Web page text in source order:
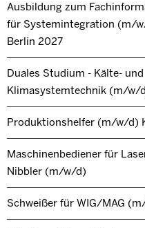
Ausbildung zum
für Systemintegration (m/
Berlin 2027
Duales Studium - Kälte- und
Klimasystemtechnik (m/w/
Produktionshelfer (m/w/d)
Maschinenbediener für
Nibbler (m/w/d)
Schweißer für WIG/MAG